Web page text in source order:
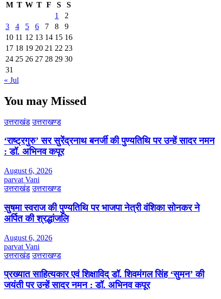
M T W T F S
S
1
2
3
4 5 6 7 8
9
10 11 12 13 14 15 16
17 18 19 20 21 22 23
24 25 26 27 28 29 30
31
« Jul
You may Missed
उत्तराखंड उत्तराखण्ड
‘राष्ट्रगुरु’ सर सुरेंद्रनाथ बनर्जी की पुण्यतिथि पर उन्हें सादर नमन
: डॉ. अभिनव कपूर
August 6, 2026
parvat Vani
उत्तराखंड उत्तराखण्ड
सुषमा स्वराज की पुण्यतिथि पर भाजपा नेत्री वंशिका सोनकर ने
अर्पित की श्रद्धांजलि
August 6, 2026
parvat Vani
उत्तराखंड उत्तराखण्ड
प्रख्यात साहित्यकार एवं शिक्षाविद् डॉ. शिवमंगल सिंह ‘सुमन’ की
जयंती पर उन्हें सादर नमन : डॉ. अभिनव कपूर